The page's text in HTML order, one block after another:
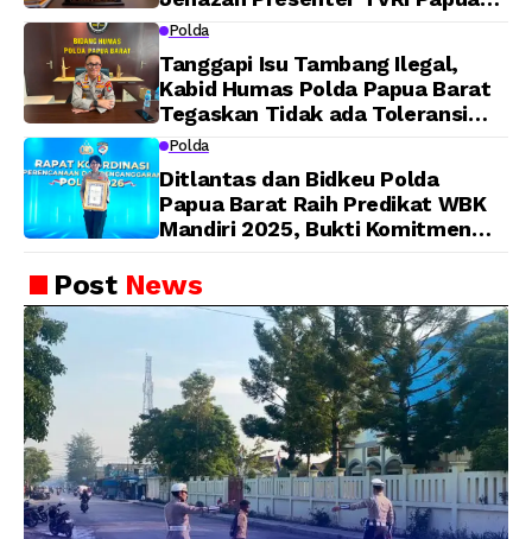
Barat Yanto Idorway Telah
Dijadwalkan Kamis
Polda
Tanggapi Isu Tambang Ilegal,
Kabid Humas Polda Papua Barat
Tegaskan Tidak ada Toleransi
bagi Oknum Anggota
Polda
Ditlantas dan Bidkeu Polda
Papua Barat Raih Predikat WBK
Mandiri 2025, Bukti Komitmen
Berintegritas
PostNews